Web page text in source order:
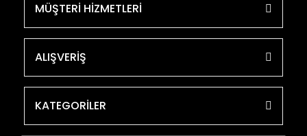
MÜŞTERİ HİZMETLERİ
ALIŞVERİŞ
KATEGORİLER